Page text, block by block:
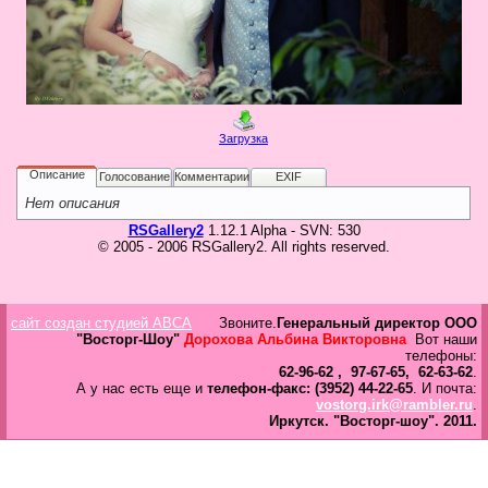
Галерея
Гостевая
Пользователь
Пароль
Запомнить
Загрузка
Описание Голосование Комментарии EXIF
Нет описания
RSGallery21.12.1 Alpha - SVN: 530
© 2005 - 2006 RSGallery2. All rights reserved.
сайт создан студией ABCA Звоните. Генеральный директор ООО
"Восторг-Шоу" Дорохова Альбина ВикторовнаВот наши
телефоны:
62-96-62 , 97-67-65, 62-63-62.
А у нас есть еще и телефон-факс: (3952) 44-22-65. И почта:
vostorg.irk@rambler.ru.
Иркутск. "Восторг-шоу". 2011.